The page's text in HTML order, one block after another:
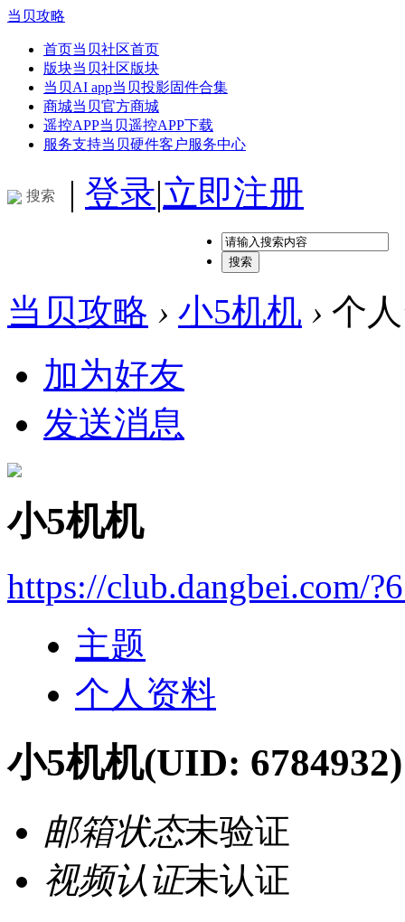
当贝攻略
首页当贝社区首页
版块当贝社区版块
当贝AI app当贝投影固件合集
商城当贝官方商城
遥控APP当贝遥控APP下载
服务支持当贝硬件客户服务中心
搜索 | 登录|立即注册
搜索
当贝攻略 › 小5机机 › 个
加为好友
发送消息
小5机机
https://club.dangbei.com/
主题
个人资料
小5机机(UID: 6784932)
邮箱状态未验证
视频认证未认证